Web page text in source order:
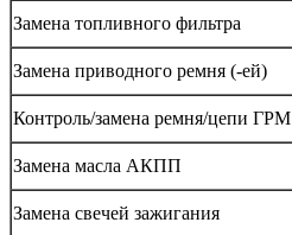
Замена топливного фильтра
Замена приводного ремня (-ей)
Контроль/замена ремня/цепи ГРМ
Замена масла АКПП
Замена свечей зажигания